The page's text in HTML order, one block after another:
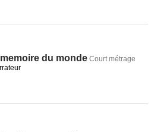
du monde Court métrage